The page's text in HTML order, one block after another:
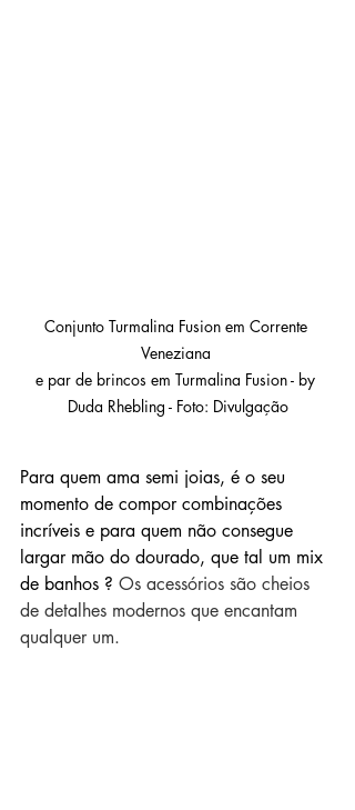
Conjunto Turmalina Fusion em Corrente
Veneziana
e par de brincos em Turmalina Fusion - by
Duda Rhebling - Foto: Divulgação
Para quem ama semi joias, é o seu
momento de compor combinações
incríveis e para quem não consegue
largar mão do dourado, que tal um mix
de banhos ? Os acessórios são cheios
de detalhes modernos que encantam
qualquer um.